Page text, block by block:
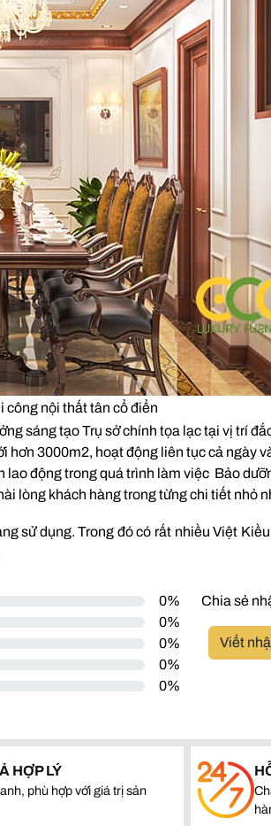
công nội thất tân cổ điển
sáng tạo Trụ sở chính tọa lạc tại vị trí
hơn 3000m2, hoạt động liên tục cả ngày
động trong quá trình làm việc Bảo
lòng khách hàng trong từng chi tiết nhỏ
sử dụng. Trong đó có rất nhiều Việt
0%
0%
0%
0%
0%
Chia sẻ
Viết
HỢP LÝ
phù hợp với giá trị sản